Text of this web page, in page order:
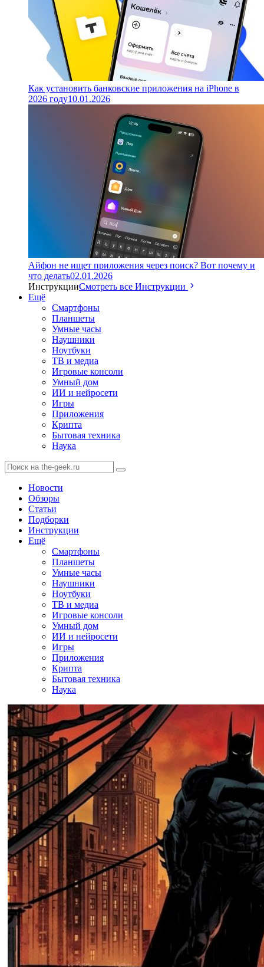
Как установить банковские приложения на iPhone в
2026 году10.01.2026
Айфон не ищет приложения через поиск? Вот почему и
что делать02.01.2026
ИнструкцииСмотреть все Инструкции
Ещё
Смартфоны
Планшеты
Умные часы
Наушники
Ноутбуки
ТВ и медиа
Игровые консоли
Умный дом
ИИ и нейросети
Игры
Приложения
Крипта
Бытовая техника
Наука
Новости
Обзоры
Статьи
Подборки
Инструкции
Ещё
Смартфоны
Планшеты
Умные часы
Наушники
Ноутбуки
ТВ и медиа
Игровые консоли
Умный дом
ИИ и нейросети
Игры
Приложения
Крипта
Бытовая техника
Наука